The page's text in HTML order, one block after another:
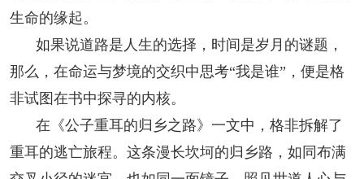
生命的缘起。
如果说道路是人生的选择，时间是岁月的谜题，
那么，在命运与梦境的交织中思考“我是谁”，便是格
非试图在书中探寻的内核。
在《公子重耳的归乡之路》一文中，格非拆解了
重耳的逃亡旅程。这条漫长坎坷的归乡路，如同布满